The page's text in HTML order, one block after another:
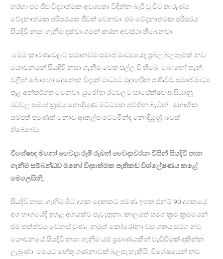
හරහා එම ජීව විද්‍යාත්මක අවශ්‍යතා විදින්න බැරි වු විට තාරුණ්‍ය
වේදනාත්මක පරිසරයක ජීවත් වෙනවා. එම වේදනාත්මක පරිසරය
සියදිවි නසා ගැනීම දක්වා ගමන් කරන අවස්ථා තිබෙනවා.
මෙම කාරණාවලට සමානවම සමාජ මාධ්‍යයේද ප්‍රබල බලපෑමක් නව
යෞවනයන් සියදිවි නසා ගැනීම වෙත එල්ල වී තිබේ. බොහෝ තැන්
වලින් බොහෝ දෙනෙක් විද්‍යුත් මාධ්‍යට මුදාහරින පණිවිඩ සමාජ මාධ්‍ය
තුළ අන්තර්ගත වෙනවා. යුරෝපා රටවලට සාපේක්ෂව ආසියානු
රටවල සමාජ ක්‍රමය නොදියුණු මට්ටමක පවතින බැවින් භෞතික
සම්පත් පමණක් නොව ආකල්ප මට්ටමින්ද නොදියුණු බවක්
තිබෙනවා.
වීශේෂඥ මනෝ වෛද්‍ය රූමි රූබන් වෛද්‍යවරයා විසින් සියදිවි නසා
ගැනීම සම්බන්ධව මනෝ විද්‍යාත්මක පැතිකඩ විශ්ලේෂණය කළේ
මෙලෙසිනි,
සියදිවි නසා ගැනීම මීට දශක දෙකකට පමණ ඉහත එනම් 90 දශකයේ
අග භාගයේදී ඉහළ අගයක්ව පැවැතුනා. කාලයත් සමග ක්‍රම ක්‍රමයෙන්
එම තත්ත්වය වෙනස් වුණා. නමුත් කෝරෝනා වසංගතය සමග නව
යෞවනයේ සියදිවි නසා ගැනීම යම් ප්‍රමාණයකින් වැඩිවීමක් දකින්න
ලැබුණා. මෙයට හේතු ගණනාවක් බලපෑ හැකියි. විශේෂයෙන් නව